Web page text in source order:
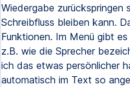
Wiedergabe zurückspringen
Schreibfluss bleiben kann.
Funktionen. Im Menü gibt
z.B. wie die Sprecher
ich das etwas persönlicher
automatisch im Text so